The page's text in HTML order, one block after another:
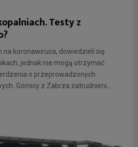
Testy z
koronawirusa, dowiedzieli się
jednak nie mogą otrzymać
o przeprowadzonych
Górnicy z Zabrza zatrudnieni...